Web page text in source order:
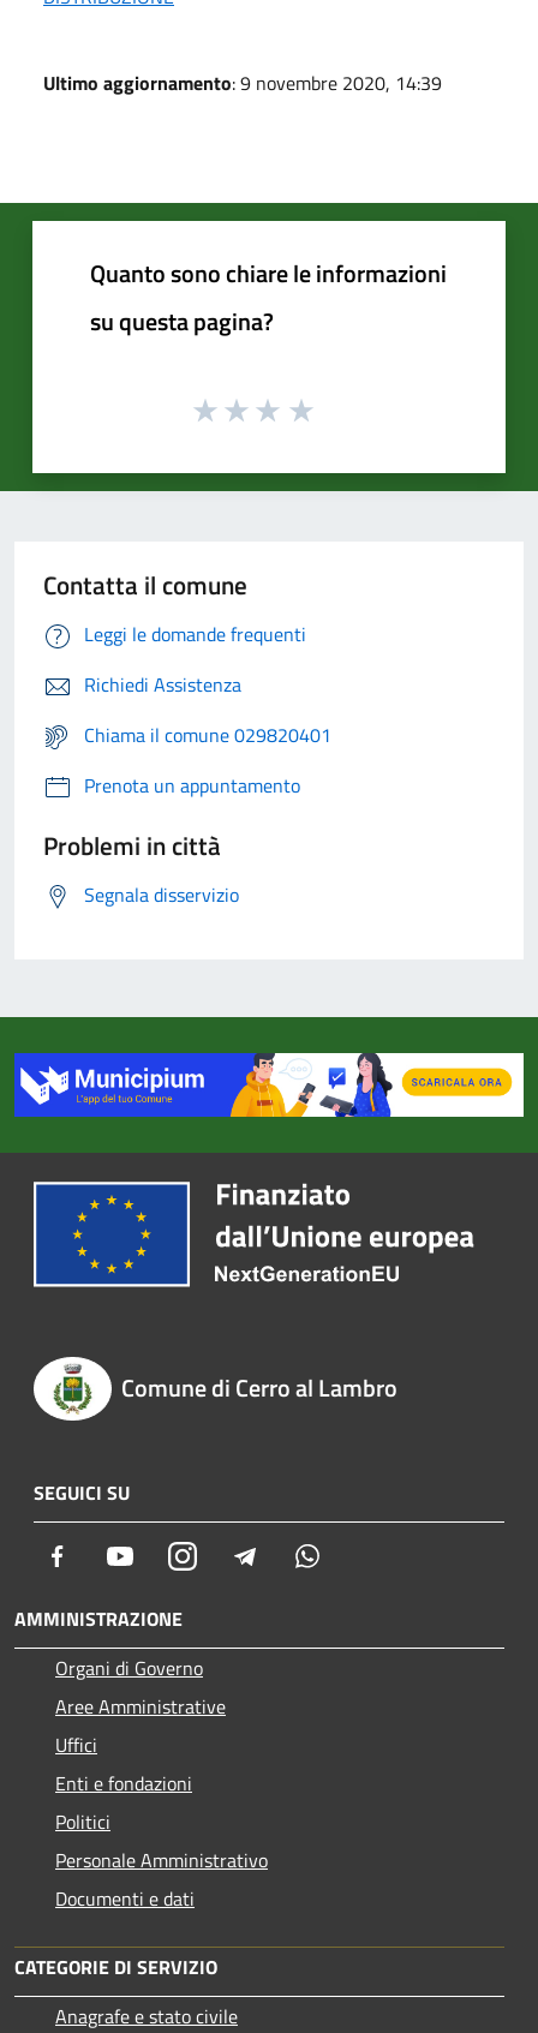
Ultimo aggiornamento: 9 novembre 2020, 14:39
Quanto sono chiare le informazioni
su questa pagina?
Contatta il comune
Leggi le domande frequenti
Richiedi Assistenza
Chiama il comune 029820401
Prenota un appuntamento
Problemi in città
Segnala disservizio
Comune di Cerro al Lambro
SEGUICI SU
Facebook YoutubeInstagram Telegram
AMMINISTRAZIONE
Organi di Governo
Aree Amministrative
Uffici
Enti e fondazioni
Politici
Personale Amministrativo
Documenti e dati
CATEGORIE DI SERVIZIO
Anagrafe e stato civile